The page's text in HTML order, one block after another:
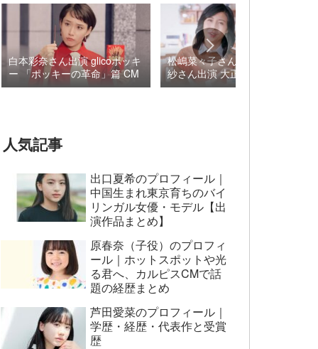
白本彩奈さん出演 glicoポッキ
ー 「ポッキーの革命」篇 CM
松嶋菜々子さん×阿由葉さら
紗さん出演 大正製薬 パブロ
ンSゴールドW『いましよう
人気記事
出口夏希のプロフィール｜
中国生まれ東京育ちのバイ
リンガル女優・モデル【出
演作品まとめ】
原春奈（子役）のプロフィ
ール｜ホットスポットや光
る君へ、カルピスCMで話
題の経歴まとめ
芦田愛菜のプロフィール｜
学歴・経歴・代表作と受賞
歴